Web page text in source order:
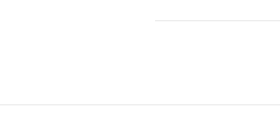
Flavio et Giovanna
commune pour la
*Si des